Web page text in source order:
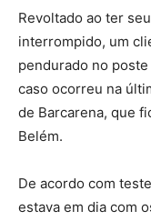
Revoltado ao ter
interrompido, um
pendurado no
caso ocorreu na
de Barcarena, que
Belém.
De acordo com
estava em dia com